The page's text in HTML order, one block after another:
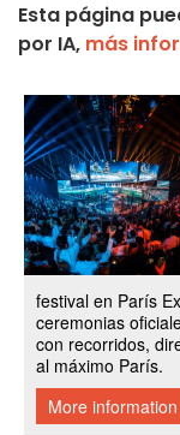
Esta página
por IA, más